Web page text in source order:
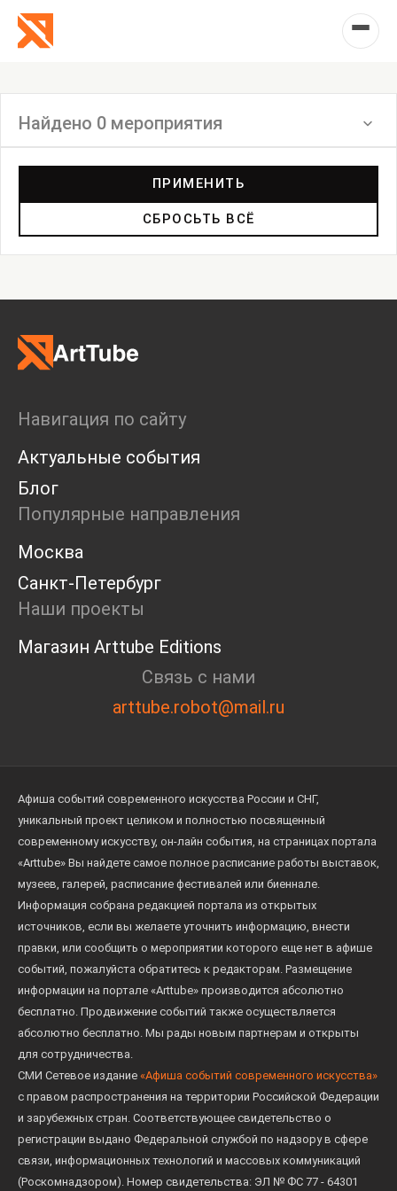
Найдено 0 мероприятия
Дискуссия
Пост-релиз
Пресс-конференция
Ярмарка
Open call
Экскурсия
Дискуссия
Cosmoscow 2024
Blazar 2024
Встречи
Круглый стол
ПРИМЕНИТЬ
СБРОСЬТЬ ВСЁ
Навигация по сайту
Актуальные события
Блог
Популярные направления
Москва
Санкт-Петербург
Наши проекты
Магазин Arttube Editions
Связь с нами
arttube.robot@mail.ru
Афиша событий современного искусства России и СНГ,
уникальный проект целиком и полностью посвященный
современному искусству, он-лайн события, на страницах портала
«Arttube» Вы найдете самое полное расписание работы выставок,
музеев, галерей, расписание фестивалей или биеннале.
Информация собрана редакцией портала из открытых
источников, если вы желаете уточнить информацию, внести
правки, или сообщить о мероприятии которого еще нет в афише
событий, пожалуйста обратитесь к редакторам. Размещение
информации на портале «Arttube» производится абсолютно
бесплатно. Продвижение событий также осуществляется
абсолютно бесплатно. Мы рады новым партнерам и открыты
для сотрудничества.
СМИ Сетевое издание «Афиша событий современного искусства»
с правом распространения на территории Российской Федерации
и зарубежных стран. Соответствующее свидетельство о
регистрации выдано Федеральной службой по надзору в сфере
связи, информационных технологий и массовых коммуникаций
(Роскомнадзором). Номер свидетельства: ЭЛ № ФС 77 - 64301